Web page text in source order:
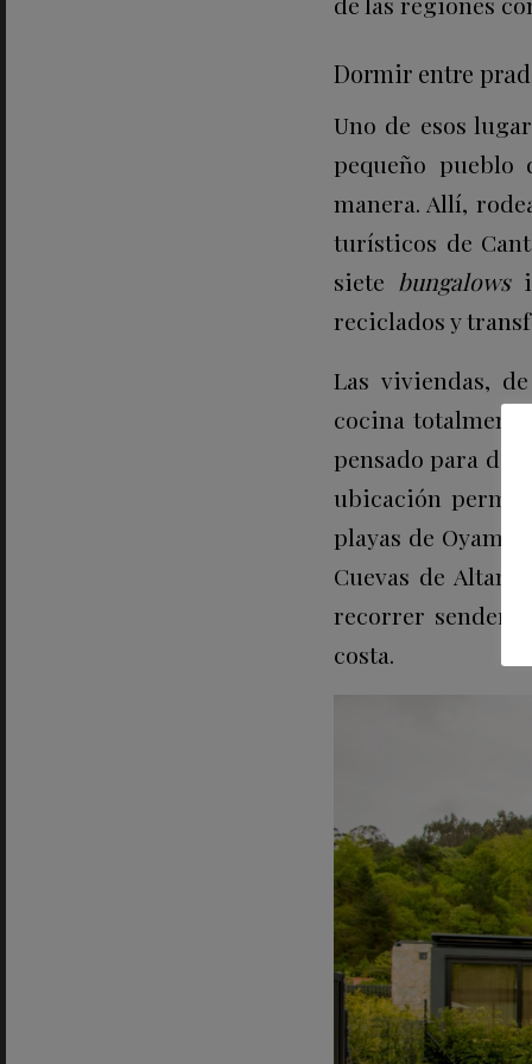
Dormir entre
Uno de esos
pequeño
manera. Allí,
turísticos de
siete bungalows
reciclados y
Las viviendas,
cocina
pensado para
ubicación
playas de
Cuevas de
recorrer
costa.